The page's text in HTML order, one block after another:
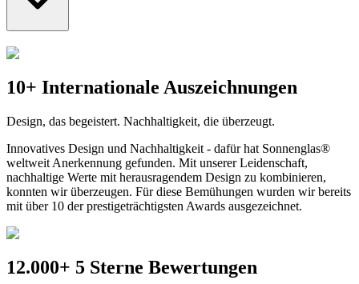
10+ Internationale Auszeichnungen
Design, das begeistert. Nachhaltigkeit, die überzeugt.
Innovatives Design und Nachhaltigkeit - dafür hat Sonnenglas®
weltweit Anerkennung gefunden. Mit unserer Leidenschaft,
nachhaltige Werte mit herausragendem Design zu kombinieren,
konnten wir überzeugen. Für diese Bemühungen wurden wir bereits
mit über 10 der prestigeträchtigsten Awards ausgezeichnet.
12.000+ 5 Sterne Bewertungen